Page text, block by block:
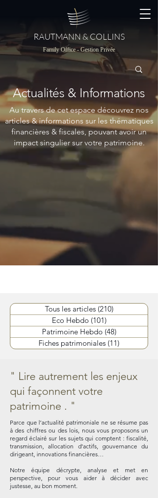
RAUTMANN & COLLINS
Family Office - Gestion Privée
Actualités & Informations
Au travers de cet espace découvrez nos
articles & informations sur les thématiques
financières & fiscales, pouvant avoir un
impact singulier sur votre patrimoine.
Tous les articles (210)
Eco Hebdo (101)
Patrimoine Hebdo (48)
Fiches patrimoniales (11)
" Lire autrement les enjeux
qui façonnent votre
patrimoine . "
Parce que l’actualité patrimoniale ne se résume pas
à des chiffres ou des lois, nous vous proposons un
regard éclairé sur les sujets qui comptent : fiscalité,
transmission, allocation d’actifs, gouvernance du
dirigeant, innovations financières…
Notre équipe décrypte, analyse et met en
perspective, pour vous aider à décider avec
justesse, au bon moment.